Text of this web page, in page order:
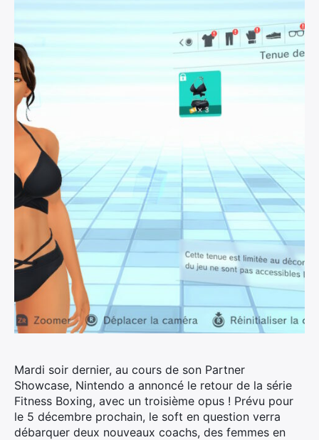
Mardi soir dernier, au cours de son Partner
Showcase, Nintendo a annoncé le retour de la série
Fitness Boxing, avec un troisième opus ! Prévu pour
le 5 décembre prochain, le soft en question verra
débarquer deux nouveaux coachs, des femmes en